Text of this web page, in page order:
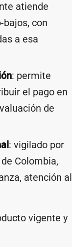
atiende
con
a esa
: permite
el pago en
de
: vigilado por
Colombia,
atención al
vigente y